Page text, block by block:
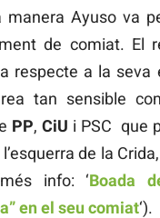
manera Ayuso va
de comiat. El
respecte a la seva
tan sensible
PP, CiU i PSC que
de la
info: ‘Boada
en el seu comiat‘).